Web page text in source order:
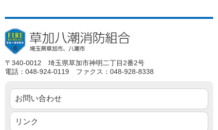
〒340-0012 埼玉県草加市神明二丁目2番2号
電話：048-924-0119 ファクス：048-928-8338
お問い合わせ
リンク